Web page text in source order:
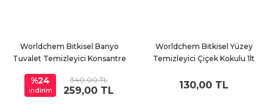
Worldchem Bitkisel Banyo
Tuvalet Temizleyici Konsantre
%24
indirim
340,00 TL
259,00 TL
Worldchem Bitkisel Yüzey
Temizleyici Çiçek Kokulu 1lt
130,00 TL